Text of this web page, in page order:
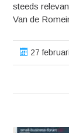
steeds
Van de
27